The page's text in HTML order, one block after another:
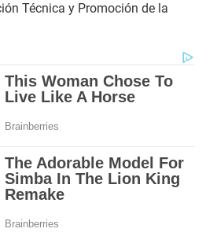
Técnica y Promoción de la